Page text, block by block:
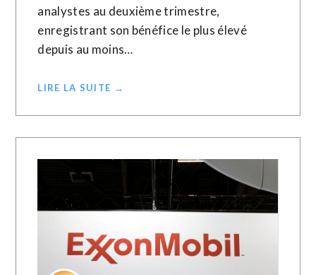
analystes au deuxième trimestre,
enregistrant son bénéfice le plus élevé
depuis au moins…
LIRE LA SUITE →